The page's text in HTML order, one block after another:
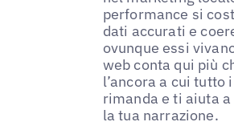
performance si
dati accurati e
ovunque essi
web conta qui più
l’ancora a cui tutto
rimanda e ti aiuta
la tua narrazione.